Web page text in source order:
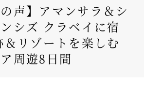
の声】アマンサラ＆シ
シズ クラベイに宿
リゾートを楽しむ
周遊8日間